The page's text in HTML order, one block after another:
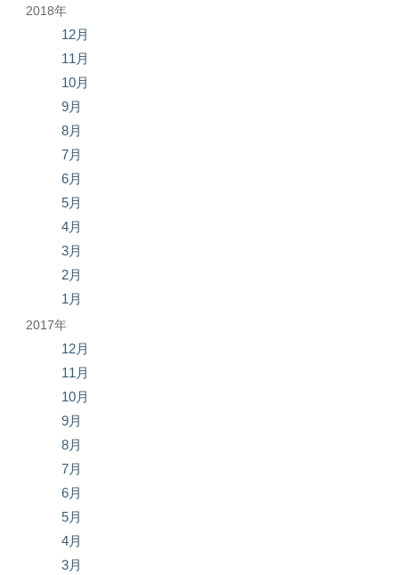
2018年
12月
11月
10月
9月
8月
7月
6月
5月
4月
3月
2月
1月
2017年
12月
11月
10月
9月
8月
7月
6月
5月
4月
3月